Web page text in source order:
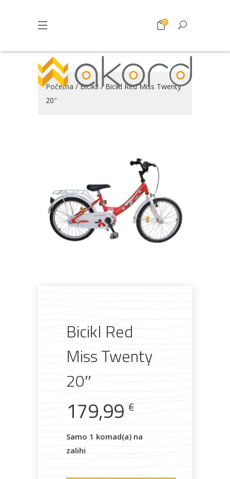
Pločasti
materijali
Alati i
pribor
Vrt i
okućnica
lakovi
Građevinski
materijali
0
Početna /Bicikli / Bicikl Red Miss Twenty
20″
Bicikl Red
Miss Twenty
20″
179,99 €
Samo 1 komad(a) na
zalihi